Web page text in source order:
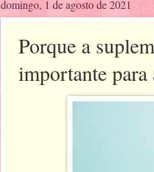
domingo, 1 de agosto de 2021
Porque a
importante para